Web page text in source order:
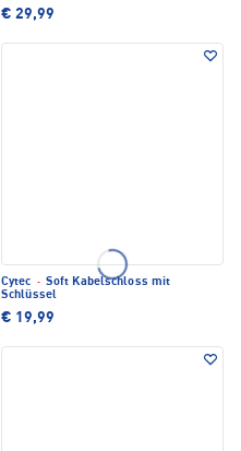
€ 29,99
Cytec · Soft Kabelschloss mit
Schlüssel
€ 19,99